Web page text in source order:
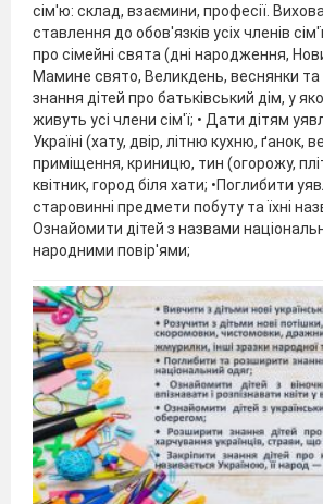
сім'ю: склад, взаємини, професії.
ставлення до обов'язків усіх членів
про сімейні свята (дні народження,
Мамине свято, Великдень, веснянки та
знання дітей про батьківський дім, у
живуть усі члени сім'ї; • Дати дітям
Україні (хату, двір, літню кухню, ґанок,
приміщення, криницю, тин (огорожу,
квітник, город біля хати; •Поглибити
старовинні предмети побуту та їхні
Ознайомити дітей з назвами
народними повір'ями;